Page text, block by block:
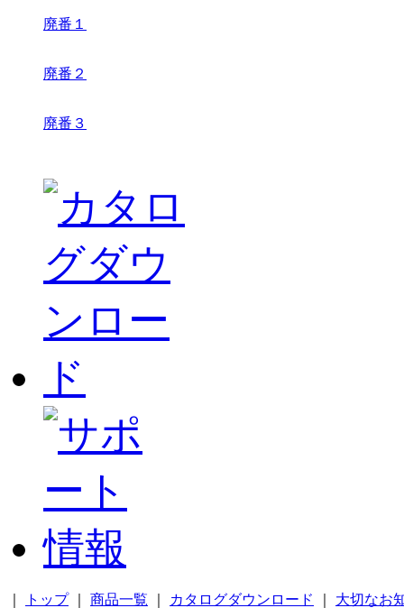
廃番１
廃番２
廃番３
トップ｜ 商品一覧 カタログダウンロード 大切なお